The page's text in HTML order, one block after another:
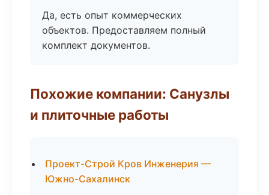
Да, есть опыт коммерческих
объектов. Предоставляем полный
комплект документов.
Похожие компании: Санузлы
и плиточные работы
Проект-Строй Кров Инженерия —
Южно-Сахалинск